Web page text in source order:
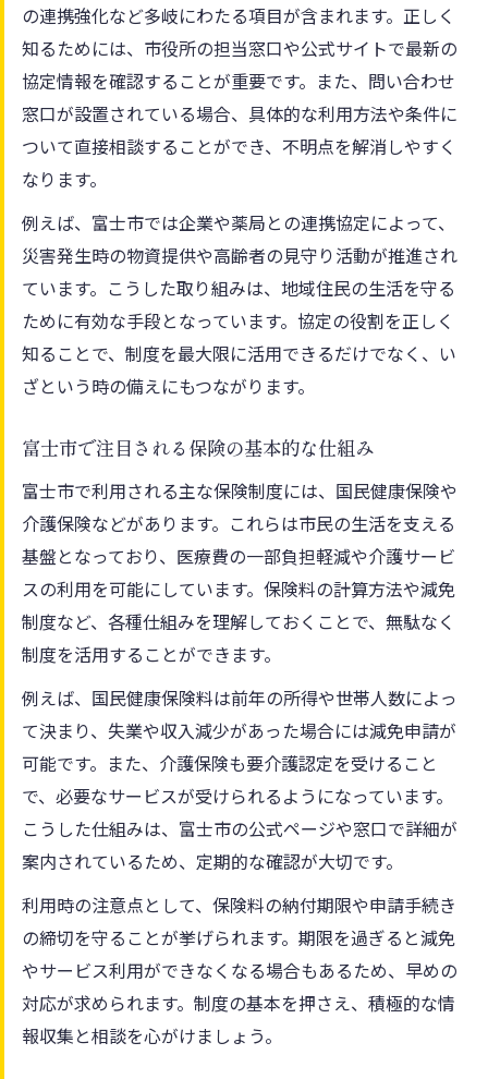
保険協定で安心を得た実際のケーススタデ
ィ
保険協定を理解して税金対策に活かす方法
保険協定の知識が税金対策に役立つ理由
保険と税金の関係を協定視点で解説
協定制度で変わる静岡県富士市の保険利用
協定制度がもたらす保険利用の変化とは
富士市で進化する保険協定の支援内容
保険制度の変化に協定がどう対応するか
保険協定が地域生活を豊かにする理由
保険選びに迷うなら知りたい協定の特徴
保険選びに欠かせない協定の役割とは
協定利用で比較したい保険のポイント
富士市の保険協定が選ばれる理由を解説
保険協定の特徴と利用時の留意点
保険選びをサポートする協定の仕組み
の連携強化など多岐にわたる項目が含まれます。正しく
知るためには、市役所の担当窓口や公式サイトで最新の
協定情報を確認することが重要です。また、問い合わせ
窓口が設置されている場合、具体的な利用方法や条件に
ついて直接相談することができ、不明点を解消しやすく
なります。
例えば、富士市では企業や薬局との連携協定によって、
災害発生時の物資提供や高齢者の見守り活動が推進され
ています。こうした取り組みは、地域住民の生活を守る
ために有効な手段となっています。協定の役割を正しく
知ることで、制度を最大限に活用できるだけでなく、い
ざという時の備えにもつながります。
富士市で注目される保険の基本的な仕組み
富士市で利用される主な保険制度には、国民健康保険や
介護保険などがあります。これらは市民の生活を支える
基盤となっており、医療費の一部負担軽減や介護サービ
スの利用を可能にしています。保険料の計算方法や減免
制度など、各種仕組みを理解しておくことで、無駄なく
制度を活用することができます。
例えば、国民健康保険料は前年の所得や世帯人数によっ
て決まり、失業や収入減少があった場合には減免申請が
可能です。また、介護保険も要介護認定を受けること
で、必要なサービスが受けられるようになっています。
こうした仕組みは、富士市の公式ページや窓口で詳細が
案内されているため、定期的な確認が大切です。
利用時の注意点として、保険料の納付期限や申請手続き
の締切を守ることが挙げられます。期限を過ぎると減免
やサービス利用ができなくなる場合もあるため、早めの
対応が求められます。制度の基本を押さえ、積極的な情
報収集と相談を心がけましょう。